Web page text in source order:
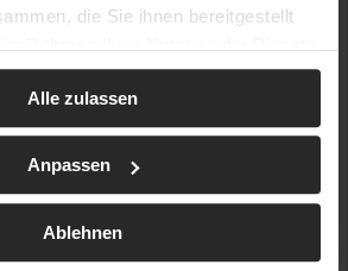
die Sie ihnen bereitgestellt
Alle zulassen
Anpassen
Ablehnen